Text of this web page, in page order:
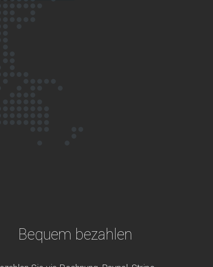
Bequem bezahlen